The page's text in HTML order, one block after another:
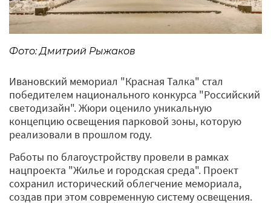
Фото: Дмитрий Рыжаков
Ивановский мемориал "Красная Талка" стал
победителем национального конкурса "Российский
светодизайн". Жюри оценило уникальную
концепцию освещения парковой зоны, которую
реализовали в прошлом году.
Работы по благоустройству провели в рамках
нацпроекта "Жилье и городская среда". Проект
сохранил исторический облегчение мемориала,
создав при этом современную систему освещения.